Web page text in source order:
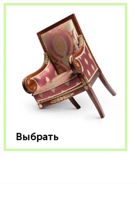
Выбрать